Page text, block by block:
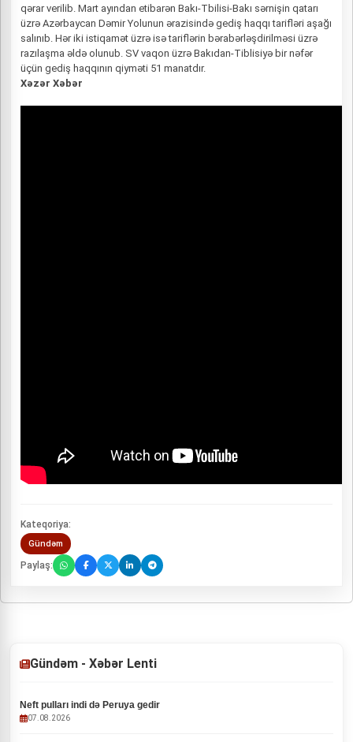
qərar verilib. Mart ayından etibarən Bakı-Tbilisi-Bakı sərnişin qatarı
üzrə Azərbaycan Dəmir Yolunun ərazisində gediş haqqı tarifləri aşağı
salınıb. Hər iki istiqamət üzrə isə tariflərin bərabərləşdirilməsi üzrə
razılaşma əldə olunub. SV vaqon üzrə Bakıdan-Tiblisiyə bir nəfər
üçün gediş haqqının qiyməti 51 manatdır.
Xəzər Xəbər
Kateqoriya:
Gündəm
Paylaş:
Gündəm - Xəbər Lenti
Neft pulları indi də Peruya gedir
07.08.2026